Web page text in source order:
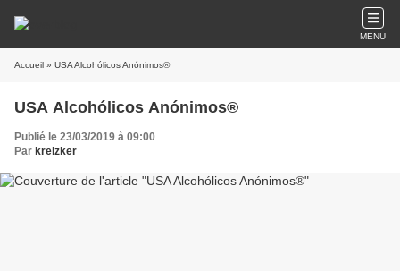
MENU
Accueil » USA Alcohólicos Anónimos®
USA Alcohólicos Anónimos®
Publié le 23/03/2019 à 09:00
Par kreizker